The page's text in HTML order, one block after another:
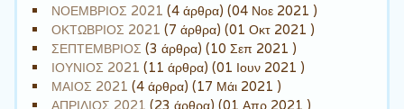
ΝΟΕΜΒΡΙΟΣ 2021 (4 άρθρα) (04 Νοε 2021 )
ΟΚΤΩΒΡΙΟΣ 2021 (7 άρθρα) (01 Οκτ 2021 )
ΣΕΠΤΕΜΒΡΙΟΣ (3 άρθρα) (10 Σεπ 2021 )
ΙΟΥΝΙΟΣ 2021 (11 άρθρα) (01 Ιουν 2021 )
ΜΑΙΟΣ 2021 (4 άρθρα) (17 Μάι 2021 )
ΑΠΡΙΛΙΟΣ 2021 (23 άρθρα) (01 Απρ 2021 )